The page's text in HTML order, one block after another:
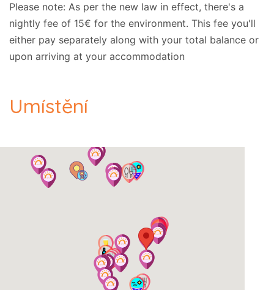
Doporučujeme vám navštívit (mimo jiné)
následující zajímavá místa:
-- Kassiopi: 3 km.
Adresa:
GPS: (39.764244, 19.943926).
Výměna povlečení: Jednou týdně.
Výměna ručníků: Dvakrát týdně, včetně příjezdu.
Please note: As per the new law in effect, there's a
nightly fee of 15€ for the environment. This fee you'll
either pay separately along with your total balance or
upon arriving at your accommodation
Umístění